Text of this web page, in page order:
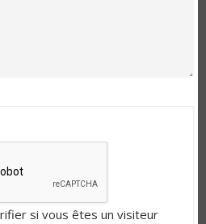
si vous êtes un visiteur